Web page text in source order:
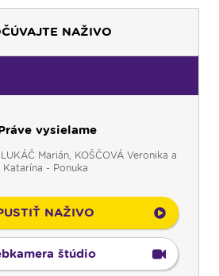
NAŽIVO
vysielame
Marián, KOŠČOVÁ Veronika a
Katarína - Ponuka
NAŽIVO
štúdio